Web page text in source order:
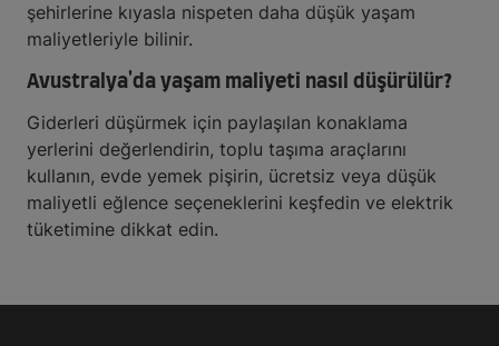
şehirlerine kıyasla nispeten daha düşük yaşam
maliyetleriyle bilinir.
Avustralya'da yaşam maliyeti nasıl düşürülür?
Giderleri düşürmek için paylaşılan konaklama
yerlerini değerlendirin, toplu taşıma araçlarını
kullanın, evde yemek pişirin, ücretsiz veya düşük
maliyetli eğlence seçeneklerini keşfedin ve elektrik
tüketimine dikkat edin.